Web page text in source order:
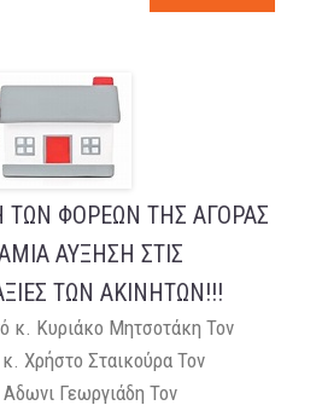
ΤΩΝ ΦΟΡΕΩΝ ΤΗΣ ΑΓΟΡΑΣ
ΑΥΞΗΣΗ ΣΤΙΣ
ΤΩΝ ΑΚΙΝΗΤΩΝ!!!
κ. Κυριάκο Μητσοτάκη Τον
Χρήστο Σταικούρα Τον
Γεωργιάδη Τον